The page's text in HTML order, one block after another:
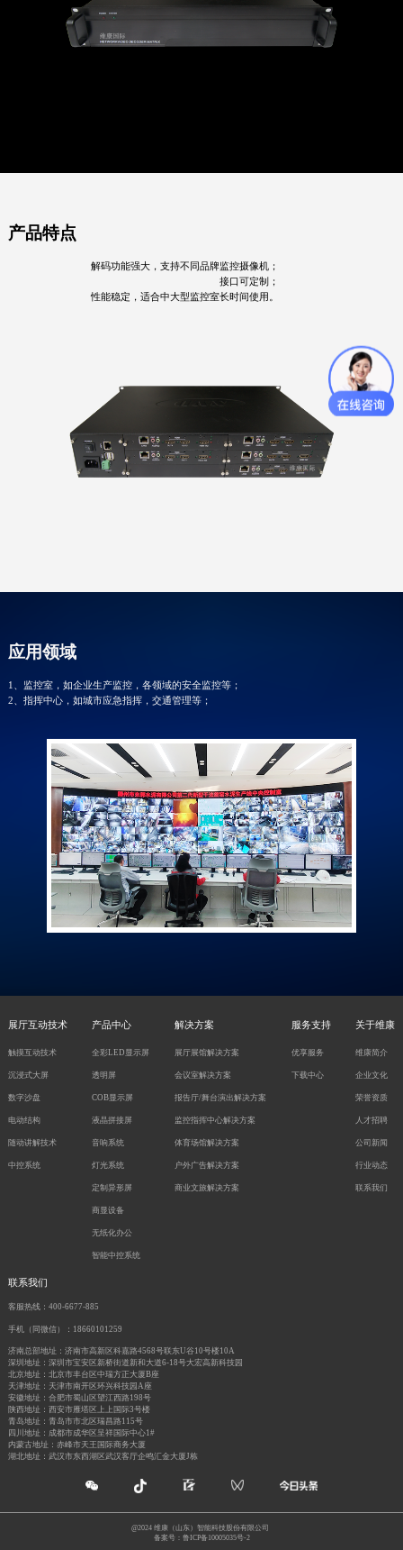
产品特点
解码功能强大，支持不同品牌监控摄像机；
接口可定制；
性能稳定，适合中大型监控室长时间使用。
应用领域
1、监控室，如企业生产监控，各领域的安全监控等；
2、指挥中心，如城市应急指挥，交通管理等；
展厅互动技术
触摸互动技术
沉浸式大屏
数字沙盘
电动结构
随动讲解技术
中控系统
产品中心
全彩LED显示屏
透明屏
COB显示屏
液晶拼接屏
音响系统
灯光系统
定制异形屏
商显设备
无纸化办公
智能中控系统
解决方案
展厅展馆解决方案
会议室解决方案
报告厅/舞台演出解决方案
监控指挥中心解决方案
体育场馆解决方案
户外广告解决方案
商业文旅解决方案
服务支持
优享服务
下载中心
关于维康
维康简介
企业文化
荣誉资质
人才招聘
公司新闻
行业动态
联系我们
联系我们
客服热线：400-6677-885
手机（同微信）：18660101259
济南总部地址：济南市高新区科嘉路4568号联东U谷10号楼10A
深圳地址：深圳市宝安区新桥街道新和大道6-18号大宏高新科技园
北京地址：北京市丰台区中瑞方正大厦B座
天津地址：天津市南开区环兴科技园A座
安徽地址：合肥市蜀山区望江西路198号
陕西地址：西安市雁塔区上上国际3号楼
青岛地址：青岛市市北区瑞昌路115号
四川地址：成都市成华区呈祥国际中心1#
内蒙古地址：赤峰市天王国际商务大厦
湖北地址：武汉市东西湖区武汉客厅企鸣汇金大厦J栋
@2024 维康（山东）智能科技股份有限公司
备案号：鲁ICP备10005035号-2